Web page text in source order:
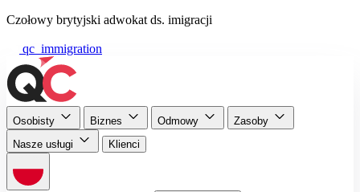
Czołowy brytyjski adwokat ds. imigracji
qc_immigration
Osobisty Biznes Odmowy
Zasoby
Nasze usługi
Klienci